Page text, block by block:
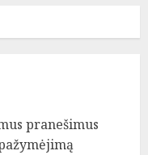
pranešimus